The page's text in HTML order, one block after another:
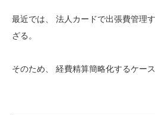
最近では、 法人カードで出張費管理
ざる。
そのため、 経費精算簡略化するケー